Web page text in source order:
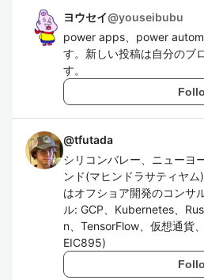
ヨウセイ@youseibubu
power apps、power
す。新しい投稿は自分のブ
す。
@tfutada
シリコンバレー、ニューヨ
ンド(マヒンドラサティヤ
はオフショア開発のコンサ
ル: GCP、Kubernetes、
n、TensorFlow、仮想通貨
EIC895)